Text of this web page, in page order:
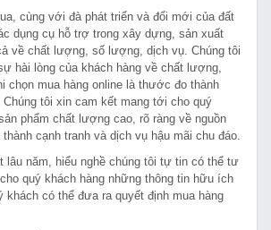
cùng với đà phát triển và đổi mới của đất
dụng cụ hỗ trợ trong xây dựng, sản xuất
về chất lượng, số lượng, dịch vụ. Chúng tôi
hài lòng của khách hàng về chất lượng,
chọn mua hàng online là thước đo thành
tôi xin cam kết mang tới cho quý
phẩm chất lượng cao, rõ ràng về nguồn
cạnh tranh và dịch vụ hậu mãi chu đáo.
lâu năm, hiểu nghề chúng tôi tự tin có thể tư
quý khách hàng những thông tin hữu ích
khách có thể đưa ra quyết định mua hàng